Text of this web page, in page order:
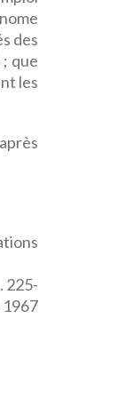
des
que
les
225-